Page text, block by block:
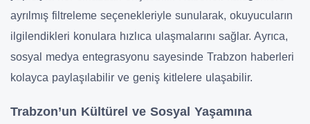
ayrılmış filtreleme seçenekleriyle sunularak, okuyucuların
ilgilendikleri konulara hızlıca ulaşmalarını sağlar. Ayrıca,
sosyal medya entegrasyonu sayesinde Trabzon haberleri
kolayca paylaşılabilir ve geniş kitlelere ulaşabilir.
Trabzon’un Kültürel ve Sosyal Yaşamına